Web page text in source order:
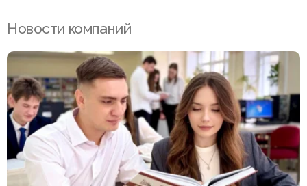
Новости компаний